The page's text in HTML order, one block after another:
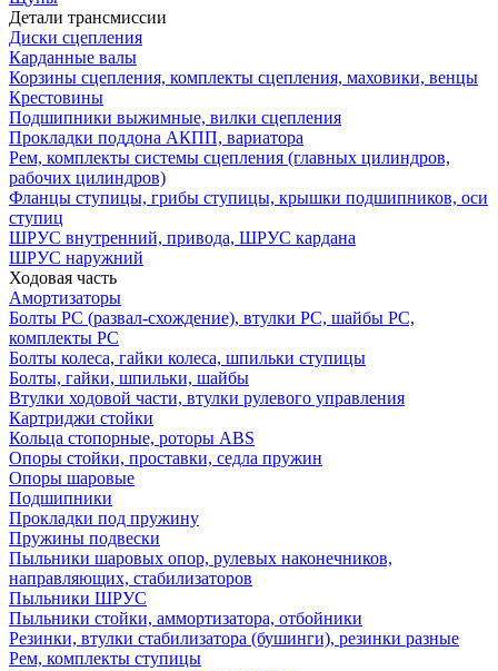
Детали трансмиссии
Диски сцепления
Карданные валы
Корзины сцепления, комплекты сцепления, маховики, венцы
Крестовины
Подшипники выжимные, вилки сцепления
Прокладки поддона АКПП, вариатора
Рем, комплекты системы сцепления (главных цилиндров,
рабочих цилиндров)
Фланцы ступицы, грибы ступицы, крышки подшипников, оси
ступиц
ШРУС внутренний, привода, ШРУС кардана
ШРУС наружний
Ходовая часть
Амортизаторы
Болты РС (развал-схождение), втулки РС, шайбы РС,
комплекты РС
Болты колеса, гайки колеса, шпильки ступицы
Болты, гайки, шпильки, шайбы
Втулки ходовой части, втулки рулевого управления
Картриджи стойки
Кольца стопорные, роторы ABS
Опоры стойки, проставки, седла пружин
Опоры шаровые
Подшипники
Прокладки под пружину
Пружины подвески
Пыльники шаровых опор, рулевых наконечников,
направляющих, стабилизаторов
Пыльники ШРУС
Пыльники стойки, аммортизатора, отбойники
Резинки, втулки стабилизатора (бушинги), резинки разные
Рем, комплекты ступицы